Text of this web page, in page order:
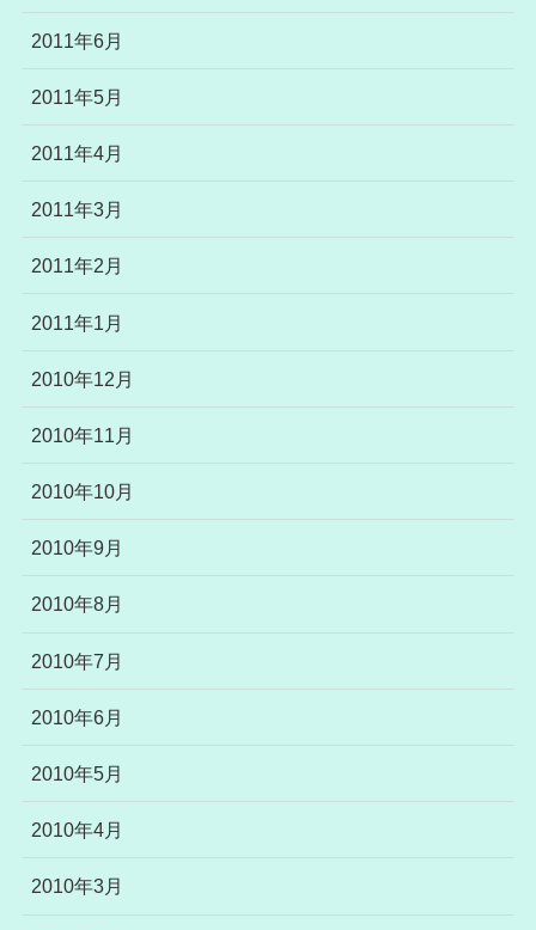
2011年6月
2011年5月
2011年4月
2011年3月
2011年2月
2011年1月
2010年12月
2010年11月
2010年10月
2010年9月
2010年8月
2010年7月
2010年6月
2010年5月
2010年4月
2010年3月